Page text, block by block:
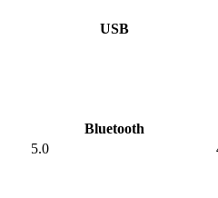
USB
Bluetooth
5.0